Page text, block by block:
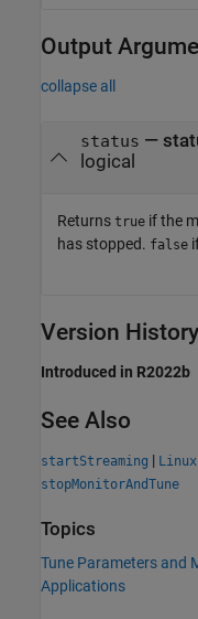
Output
collapse all
status —
logical
Returns true if the
has stopped. false
Version History
Introduced in R2022b
See Also
startStreaming |
stopMonitorAndTune
Topics
Tune Parameters and
Applications